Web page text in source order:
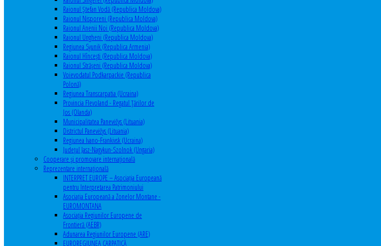
Raionul Ștefan Vodă (Republica Moldova)
Raionul Nisporeni (Republica Moldova)
Raionul Anenii Noi (Republica Moldova)
Raionul Ungheni (Republica Moldova)
Regiunea Syunik (Republica Armenia)
Raionul Hîncești (Republica Moldova)
Raionul Străşeni (Republica Moldova)
Voievodatul Podkarpackie (Republica
Polonă)
Regiunea Transcarpatia (Ucraina)
Provincia Flevoland - Regatul Ţărilor de
Jos (Olanda)
Municipalitatea Panevėžys (Lituania)
Districtul Panevėžys (Lituania)
Regiunea Ivano-Frankivsk (Ucraina)
Judeţul Jasz-Nagykun-Szolnok (Ungaria)
Cooperare şi promovare internaţională
Reprezentare internaţională
INTERPRET EUROPE – Asociația Europeană
pentru Interpretarea Patrimoniului
Asociația Europeană a Zonelor Montane -
EUROMONTANA
Asociația Regiunilor Europene de
Frontieră (AEBR)
Adunarea Regiunilor Europene (ARE)
EUROREGIUNEA CARPATICĂ